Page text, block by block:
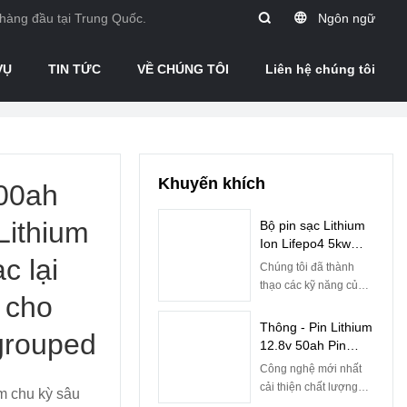
đầu tại Trung Quốc. Ngôn ngữ
TIN TỨC VỀ CHÚNG TÔI Liên hệ chúng tôi
lại
chu kỳ sâu
Khuyến khích
Bộ pin sạc Lithium
Ion Lifepo4 5kw
10kw 48 Volt có tích
hợp BMS | Pine
Chúng tôi đã thành
thạo các kỹ năng của
năng lượng mặt trời
giá rẻ 5kw 10kw
Lithium Ion 48v 50ah
có tích hợp Bms. Nhờ
Thông - Pin Lithium
12.8v 50ah Pin
Lifepo4 Cho Pin
Thay Thế Axit Chì
Công nghệ mới nhất
cải thiện chất lượng